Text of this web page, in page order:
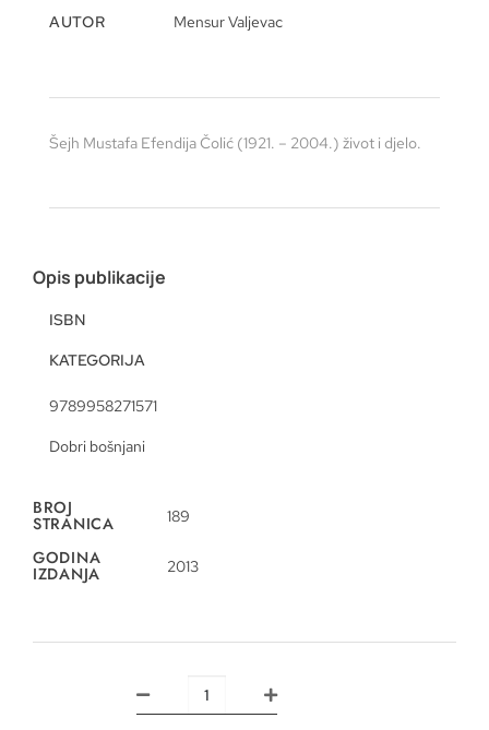
AUTOR Mensur Valjevac
Šejh Mustafa Efendija Čolić (1921. – 2004.) život i djelo.
Opis publikacije
ISBN
KATEGORIJA
9789958271571
Dobri bošnjani
BROJ
STRANICA 189
GODINA
IZDANJA 2013